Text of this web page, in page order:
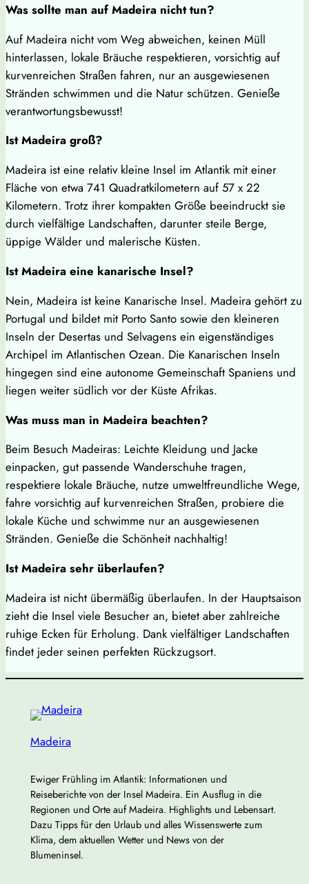
Was sollte man auf Madeira nicht tun?
Auf Madeira nicht vom Weg abweichen, keinen Müll
hinterlassen, lokale Bräuche respektieren, vorsichtig auf
kurvenreichen Straßen fahren, nur an ausgewiesenen
Stränden schwimmen und die Natur schützen. Genieße
verantwortungsbewusst!
Ist Madeira groß?
Madeira ist eine relativ kleine Insel im Atlantik mit einer
Fläche von etwa 741 Quadratkilometern auf 57 x 22
Kilometern. Trotz ihrer kompakten Größe beeindruckt sie
durch vielfältige Landschaften, darunter steile Berge,
üppige Wälder und malerische Küsten.
Ist Madeira eine kanarische Insel?
Nein, Madeira ist keine Kanarische Insel. Madeira gehört zu
Portugal und bildet mit Porto Santo sowie den kleineren
Inseln der Desertas und Selvagens ein eigenständiges
Archipel im Atlantischen Ozean. Die Kanarischen Inseln
hingegen sind eine autonome Gemeinschaft Spaniens und
liegen weiter südlich vor der Küste Afrikas.
Was muss man in Madeira beachten?
Beim Besuch Madeiras: Leichte Kleidung und Jacke
einpacken, gut passende Wanderschuhe tragen,
respektiere lokale Bräuche, nutze umweltfreundliche Wege,
fahre vorsichtig auf kurvenreichen Straßen, probiere die
lokale Küche und schwimme nur an ausgewiesenen
Stränden. Genieße die Schönheit nachhaltig!
Ist Madeira sehr überlaufen?
Madeira ist nicht übermäßig überlaufen. In der Hauptsaison
zieht die Insel viele Besucher an, bietet aber zahlreiche
ruhige Ecken für Erholung. Dank vielfältiger Landschaften
findet jeder seinen perfekten Rückzugsort.
Madeira
Ewiger Frühling im Atlantik: Informationen und
Reiseberichte von der Insel Madeira. Ein Ausflug in die
Regionen und Orte auf Madeira. Highlights und Lebensart.
Dazu Tipps für den Urlaub und alles Wissenswerte zum
Klima, dem aktuellen Wetter und News von der
Blumeninsel.